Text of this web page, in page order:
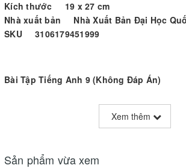
Kích thước 19 x 27 cm
Nhà xuất bản Nhà Xuất Bản Đại Học
SKU 3106179451999
Bài Tập Tiếng Anh 9 (Không Đáp Án)
Bài Tập Tiếng Anh 9 (Không Đáp Án)sẽ là
hữu ích cũng như một phương tiện hỗ trợ tốt
nâng cao trình độ Tiếng Anh cho học sinh lớp
Xem thêm
Sản phẩm vừa xem